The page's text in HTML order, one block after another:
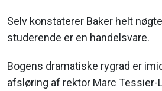
Selv konstaterer Baker helt
studerende er en handelsvare.
Bogens dramatiske rygrad er
afsløring af rektor Marc Tessier-